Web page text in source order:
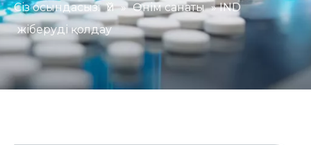
Сіз осындасыз: Үй » Өнім санаты »IND
жіберуді қолдау